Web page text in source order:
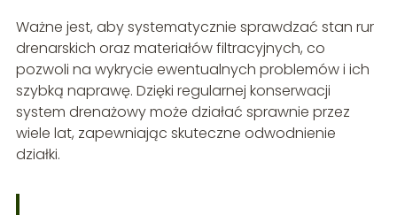
Ważne jest, aby systematycznie sprawdzać stan rur
drenarskich oraz materiałów filtracyjnych, co
pozwoli na wykrycie ewentualnych problemów i ich
szybką naprawę. Dzięki regularnej konserwacji
system drenażowy może działać sprawnie przez
wiele lat, zapewniając skuteczne odwodnienie
działki.